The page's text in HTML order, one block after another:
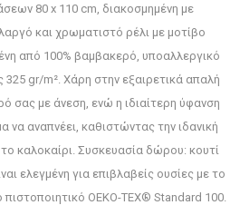
80 x 110 cm, διακοσμημένη με
και χρωματιστό ρέλι με μοτίβο
από 100% βαμβακερό, υποαλλεργικό
gr/m². Χάρη στην εξαιρετικά απαλή
σας με άνεση, ενώ η ιδιαίτερη ύφανση
να αναπνέει, καθιστώντας την ιδανική
το καλοκαίρι. Συσκευασία δώρου: κουτί
ελεγμένη για επιβλαβείς ουσίες με το
OEKO-TEX® Standard 100.